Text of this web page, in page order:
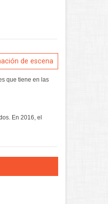
de escena
que tiene en las
En 2016, el